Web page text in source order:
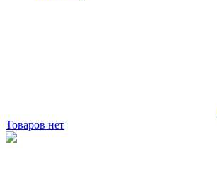
Товаров нет